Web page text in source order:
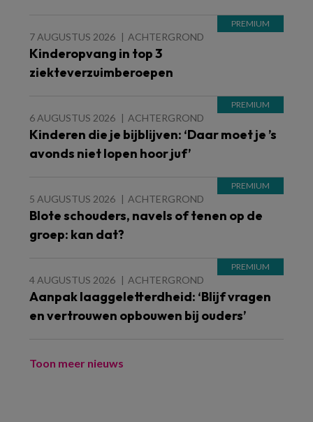
7 AUGUSTUS 2026 ACHTERGROND
Kinderopvang in top 3
ziekteverzuimberoepen
6 AUGUSTUS 2026 ACHTERGROND
Kinderen die je bijblijven: ‘Daar moet je ’s
avonds niet lopen hoor juf’
5 AUGUSTUS 2026 ACHTERGROND
Blote schouders, navels of tenen op de
groep: kan dat?
4 AUGUSTUS 2026 ACHTERGROND
Aanpak laaggeletterdheid: ‘Blijf vragen
en vertrouwen opbouwen bij ouders’
Toon meer nieuws